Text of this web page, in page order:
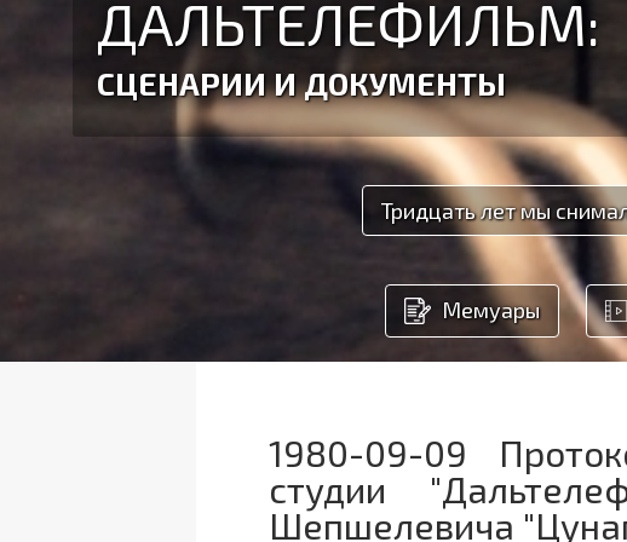
ДАЛЬТЕЛЕФИЛЬМ:
СЦЕНАРИИ И ДОКУМЕНТЫ
Тридцать лет мы
Мемуары
1980-09-09
студии
Шепшелевича